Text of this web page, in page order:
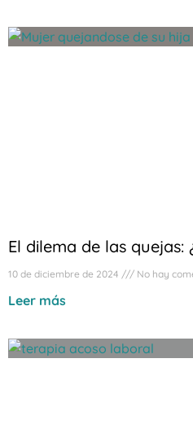
El dilema de las quejas:
10 de diciembre de 2024 No hay
Leer más